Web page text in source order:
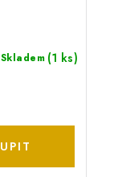
Skladem (1 ks)